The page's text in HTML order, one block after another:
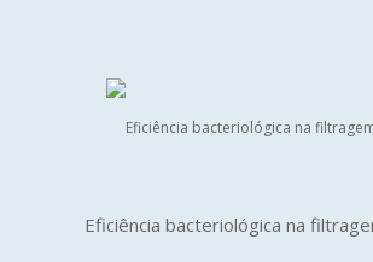
Eficiência bacteriológica na